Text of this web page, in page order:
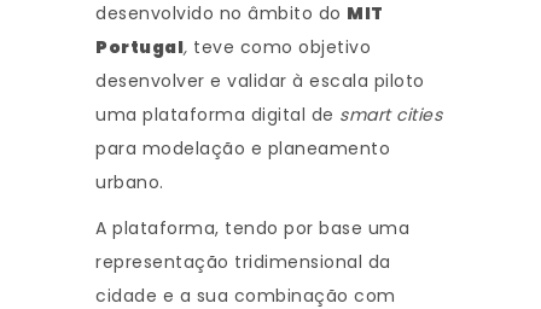
desenvolvido no âmbito do MIT
Portugal, teve como objetivo
desenvolver e validar à escala piloto
uma plataforma digital de smart cities
para modelação e planeamento
urbano.
A plataforma, tendo por base uma
representação tridimensional da
cidade e a sua combinação com